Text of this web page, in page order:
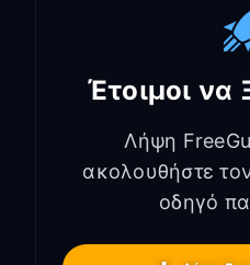
Έτοιμοι να
Λήψη
ακολουθήστε
οδηγό